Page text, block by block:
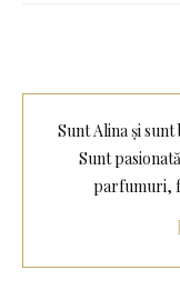
Sunt Alina și
Sunt
parfumuri,